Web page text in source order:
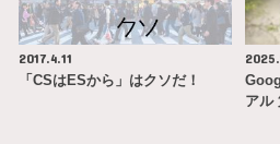
2017.4.11
「CSはESから」はクソだ！
アル